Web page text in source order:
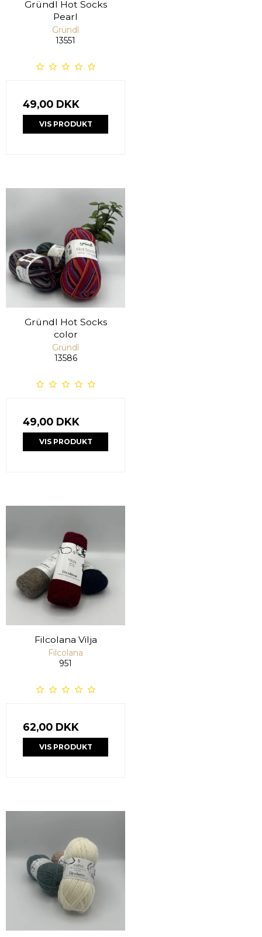
Gründl Hot Socks
Pearl
Gründl
13551
49,00 DKK
VIS PRODUKT
Gründl Hot Socks
color
Gründl
13586
49,00 DKK
VIS PRODUKT
Filcolana Vilja
Filcolana
951
62,00 DKK
VIS PRODUKT